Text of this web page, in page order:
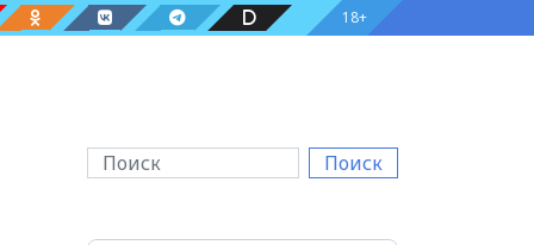
18+
Поиск